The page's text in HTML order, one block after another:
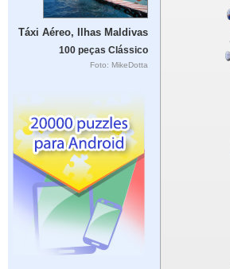
Táxi Aéreo, Ilhas Maldivas
100 peças Clássico
Foto: MikeDotta